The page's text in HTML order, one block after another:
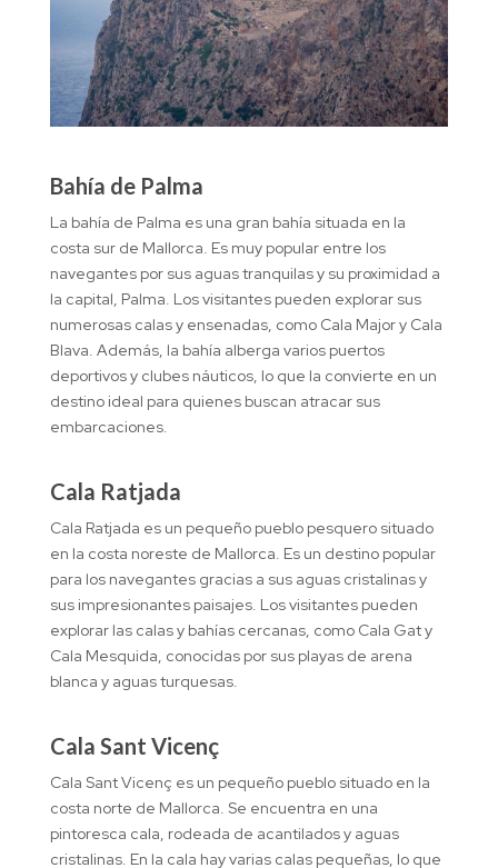
Bahía de Palma
La bahía de Palma es una gran bahía situada en la
costa sur de Mallorca. Es muy popular entre los
navegantes por sus aguas tranquilas y su proximidad a
la capital, Palma. Los visitantes pueden explorar sus
numerosas calas y ensenadas, como Cala Major y Cala
Blava. Además, la bahía alberga varios puertos
deportivos y clubes náuticos, lo que la convierte en un
destino ideal para quienes buscan atracar sus
embarcaciones.
Cala Ratjada
Cala Ratjada es un pequeño pueblo pesquero situado
en la costa noreste de Mallorca. Es un destino popular
para los navegantes gracias a sus aguas cristalinas y
sus impresionantes paisajes. Los visitantes pueden
explorar las calas y bahías cercanas, como Cala Gat y
Cala Mesquida, conocidas por sus playas de arena
blanca y aguas turquesas.
Cala Sant Vicenç
Cala Sant Vicenç es un pequeño pueblo situado en la
costa norte de Mallorca. Se encuentra en una
pintoresca cala, rodeada de acantilados y aguas
cristalinas. En la cala hay varias calas pequeñas, lo que